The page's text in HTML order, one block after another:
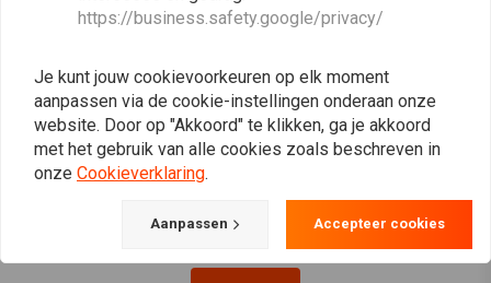
HIGHSIDER
CNC Alu-koplamp bracket
set XS
€109,80
MOTONE
Voorvork Klemmen
Knipperlicht Zwart
https://business.safety.google/privacy/
Je kunt jouw cookievoorkeuren op elk moment
aanpassen via de cookie-instellingen onderaan onze
website. Door op "Akkoord" te klikken, ga je akkoord
met het gebruik van alle cookies zoals beschreven in
onze Cookieverklaring.
Aanpassen Accepteer cookies